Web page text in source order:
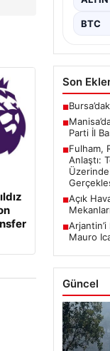
de
BTC
Son
■
■
Parti İl
■Fulham,
Anlaştı:
■Açık
Mekanları
■
Mauro
Güncel